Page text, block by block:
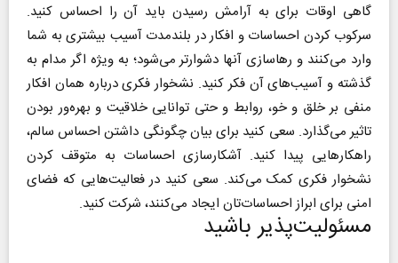
گاهی اوقات برای به آرامش رسیدن باید آن را احساس کنید.
سرکوب کردن احساسات و افکار در بلندمدت آسیب بیشتری به شما
وارد می‌کنند و رهاسازی آنها دشوارتر می‌شود؛ به ویژه اگر مدام به
گذشته و آسیب‌های آن فکر کنید. نشخوار فکری درباره‌ همان افکار
منفی بر خلق و خو، روابط و حتی توانایی خلاقیت و بهره‌ور بودن
تاثیر می‌گذارد. سعی کنید برای بیان چگونگی داشتن احساس سالم،
راهکارهایی پیدا کنید. آشکارسازی احساسات به متوقف کردن
نشخوار فکری کمک می‌کند. سعی کنید در فعالیت‌هایی که فضای
امنی برای ابراز احساسات‌تان ایجاد می‌کنند، شرکت کنید.
مسئولیت‌پذیر باشید